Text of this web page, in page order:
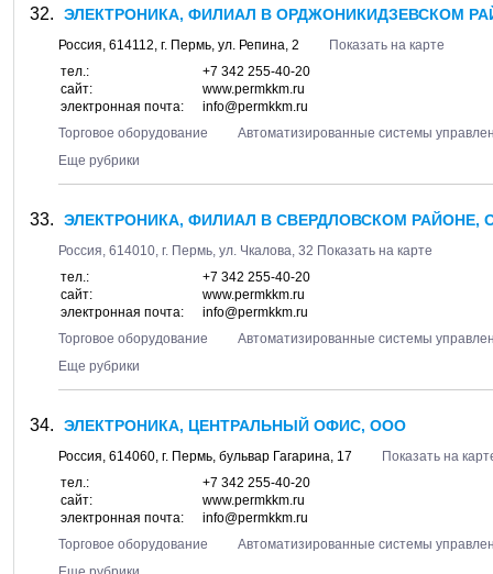
ЭЛЕКТРОНИКА, ФИЛИАЛ В ОРДЖОНИКИДЗЕВСКОМ
Россия, 614112, г. Пермь, ул. Репина, 2
Показать на карте
тел.:
+7 342 255-40-20
сайт:
www.permkkm.ru
электронная почта:
info@permkkm.ru
Торговое оборудование
Автоматизированные системы
Еще рубрики
ЭЛЕКТРОНИКА, ФИЛИАЛ В СВЕРДЛОВСКОМ РАЙОНЕ,
Россия, 614010, г. Пермь, ул. Чкалова, 32 Показать на карте
тел.:
+7 342 255-40-20
сайт:
www.permkkm.ru
электронная почта:
info@permkkm.ru
Торговое оборудование
Автоматизированные системы
Еще рубрики
ЭЛЕКТРОНИКА, ЦЕНТРАЛЬНЫЙ ОФИС, ООО
Россия, 614060, г. Пермь, бульвар Гагарина, 17
Показать на
тел.:
+7 342 255-40-20
сайт:
www.permkkm.ru
электронная почта:
info@permkkm.ru
Торговое оборудование
Автоматизированные системы